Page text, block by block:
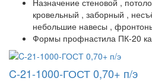
кровельный , заборный ,
небольшие навесы ,
Формы профнастила ПК-20
C-21-1000-ГОСТ 0,70+ п/э